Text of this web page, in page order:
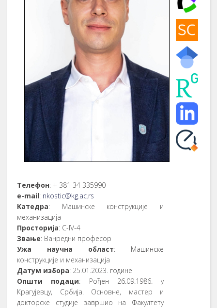
Телефон: + 381 34 335990
е-mail: nkostic@kg.ac.rs
Kатедра: Машинске конструкције и
механизација
Просторија: C-IV-4
Звање: Ванредни професор
Ужа научна област: Машинске
конструкције и механизација
Датум избора: 25.01.2023. године
Општи подаци: Рођен 26.09.1986. у
Крагујевцу, Србија. Основне, мастер и
докторске студије завршио на Факултету